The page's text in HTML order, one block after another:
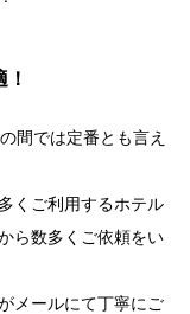
間では定番とも言え
くご利用するホテル
ら数多くご依頼をい
メールにて丁寧にご